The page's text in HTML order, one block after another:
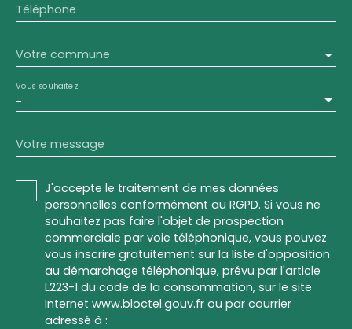
Téléphone
Votre commune
-
Vous souhaitez
Votre message
J'accepte le traitement de mes données
personnelles conformément au RGPD. Si vous ne
souhaitez pas faire l'objet de prospection
commerciale par voie téléphonique, vous pouvez
vous inscrire gratuitement sur la liste d'opposition
au démarchage téléphonique, prévu par l'article
L223-1 du code de la consommation, sur le site
Internet www.bloctel.gouv.fr ou par courrier
adressé à :